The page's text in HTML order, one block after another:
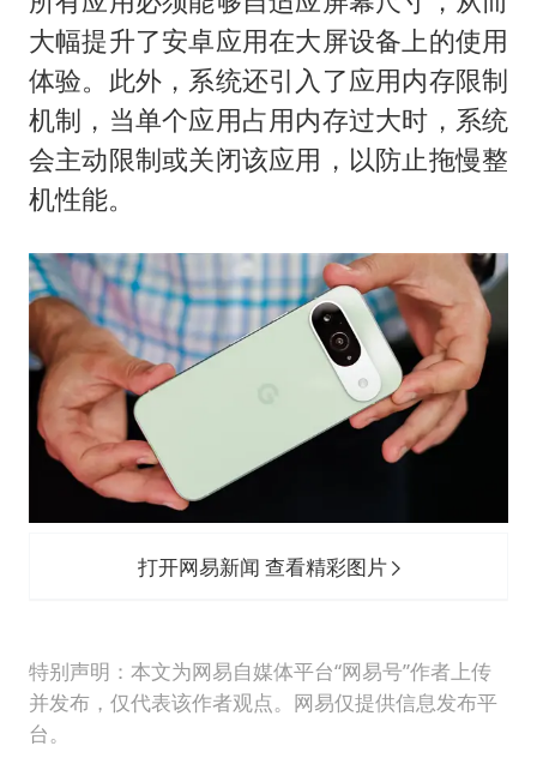
大幅提升了安卓应用在大屏设备上的使用
体验。此外，系统还引入了应用内存限制
机制，当单个应用占用内存过大时，系统
会主动限制或关闭该应用，以防止拖慢整
机性能。
打开网易新闻 查看精彩图片
特别声明：本文为网易自媒体平台“网易号”作者上传
并发布，仅代表该作者观点。网易仅提供信息发布平
台。